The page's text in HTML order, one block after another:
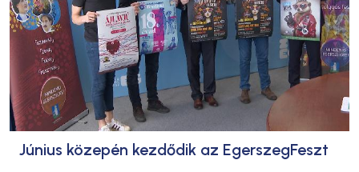
Június közepén kezdődik az EgerszegFeszt